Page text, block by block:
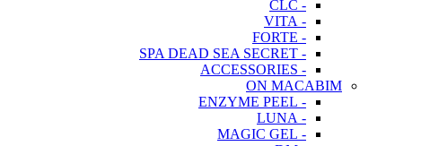
- CLC
- VITA
- FORTE
- SPA DEAD SEA SECRET
- ACCESSORIES
ON MACABIM
- ENZYME PEEL
- LUNA
- MAGIC GEL